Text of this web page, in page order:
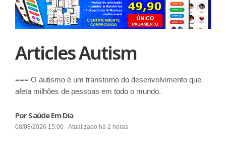
Articles Autism
=== O autismo é um transtorno do desenvolvimento que
afeta milhões de pessoas em todo o mundo.
Por Saúde Em Dia
08/08/2026 15:00 - Atualizado há 2 horas